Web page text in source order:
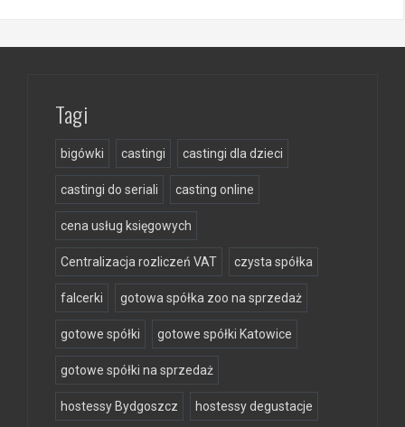
Tagi
bigówki castingi castingi dla dzieci
castingi do seriali casting online
cena usług księgowych
Centralizacja rozliczeń VAT czysta spółka
falcerki gotowa spółka zoo na sprzedaż
gotowe spółki gotowe spółki Katowice
gotowe spółki na sprzedaż
hostessy Bydgoszcz hostessy degustacje